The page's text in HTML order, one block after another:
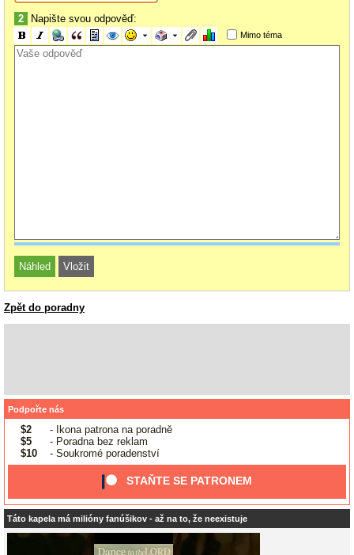
2 Napište svou odpověď:
Mimo téma
Zpět do poradny
Podpořte nás
$2
- Ikona patrona na poradně
$5
- Poradna bez reklam
$10
- Soukromé poradenství
STAŇTE SE PATRONEM
Táto kapela má milióny fanúšikov - až na to, že neexistuje